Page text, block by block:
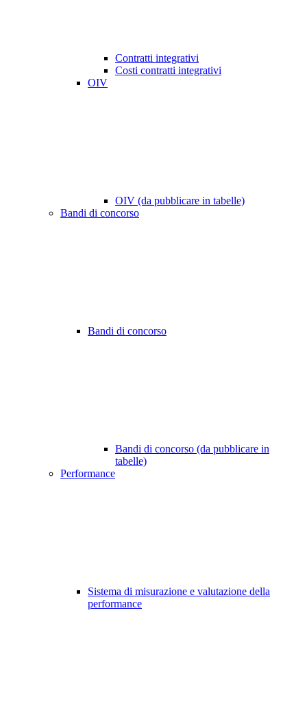
Contratti integrativi
Costi contratti integrativi
OIV
OIV (da pubblicare in tabelle)
Bandi di concorso
Bandi di concorso
Bandi di concorso (da pubblicare in
tabelle)
Performance
Sistema di misurazione e valutazione della
performance